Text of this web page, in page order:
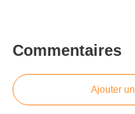
Commentaires
Ajouter